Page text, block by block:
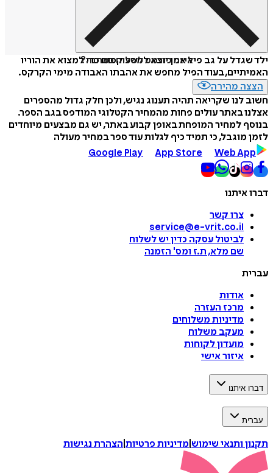
איזה פורמט לשלוח כמתנה?
ילד שגדל על גב פיל אמן יוצא למסע קסום כדי למצוא את הוריו
האמיתיים, בעוד הפיל מחפש את אהבתו האבודה מימי הקרקס.
הצצה מהירה
חשוב לנו שקריאה תהיה תענוג נגיש, ולכן חלק גדול מהספרים
אצלנו באתר עולים פחות מהמחיר הקטלוגי המודפס בגב הספר.
בנוסף למחיר המופחת באופן קבוע באתר, יש גם מבצעים מיוחדים
לזמן מוגבל, כי תמיד כיף לגלות עוד ספר במחיר מעולה
Google Play
App Store Web App
דברו איתנו
צרו קשר
service@e-vrit.co.il
לביטול עסקה כדין יש לשלוח
שם מלא, ת.ז ומס' הזמנה
עברית
אודות
מרכז העזרה
מדיניות משלוחים
מעקב משלוח
מועדון לקוחות
איזור אישי
דברו איתנו
עברית
תקנון ותנאי שימוש מדיניות פרטיות הצהרת נגישות